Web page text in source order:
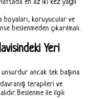
en az iki kez yağlı
boyaları, koruyucular ve
beslenmeden çıkarılmalı.
Yeri
ancak tek başına
terapileri ve
Beslenme ile ilgili